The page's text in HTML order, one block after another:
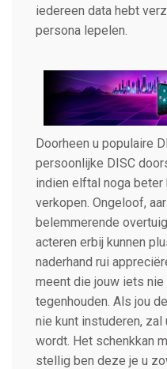
iedereen data hebt
persona lepelen.
Doorheen u populaire
persoonlijke DISC
indien elftal noga
verkopen. Ongeloof,
belemmerende
acteren erbij kunnen
naderhand rui
meent die jouw iets nie
tegenhouden. Als jou
nie kunt instuderen,
wordt. Het schenkkan
stellig ben deze je u